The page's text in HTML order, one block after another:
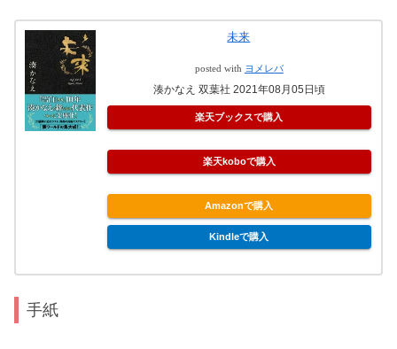
未来
posted with ヨメレバ
湊かなえ 双葉社 2021年08月05日頃
楽天ブックスで購入
楽天koboで購入
Amazonで購入
Kindleで購入
手紙